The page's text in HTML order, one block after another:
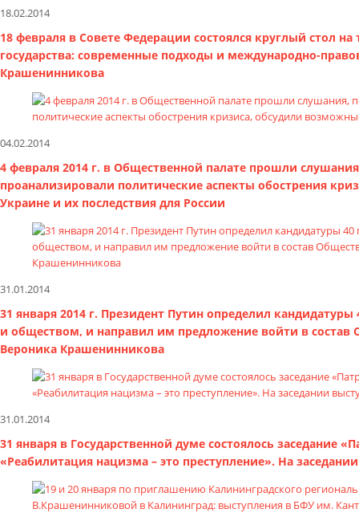
18.02.2014
18 февраля в Совете Федерации состоялся круглый стол
государства: современные подходы и международно-
Крашенинникова
04.02.2014
4 февраля 2014 г. в Общественной палате прошли
проанализировали политические аспекты обострения
Украине и их последствия для России
31.01.2014
31 января 2014 г. Президент Путин определил
и обществом, и направил им предложение войти в
Вероника Крашенинникова
31.01.2014
31 января в Государственной думе состоялось заседание
«Реабилитация нацизма – это преступление». На